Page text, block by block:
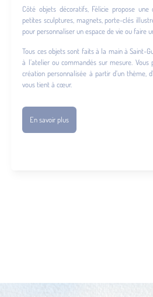
Côté objets décoratifs, Félicie propose
petites sculptures, magnets, porte-clés
pour personnaliser un espace de vie ou faire
Tous ces objets sont faits à la main à Saint-
à l’atelier ou commandés sur mesure. Vous
création personnalisée à partir d’un thème,
vous tient à cœur.
En savoir plus